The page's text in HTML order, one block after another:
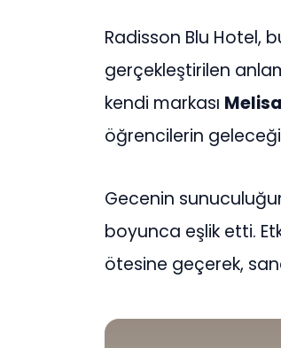
Radisson Blu Hotel,
gerçekleştirilen
kendi markası
öğrencilerin
Gecenin
boyunca eşlik etti.
ötesine geçerek,